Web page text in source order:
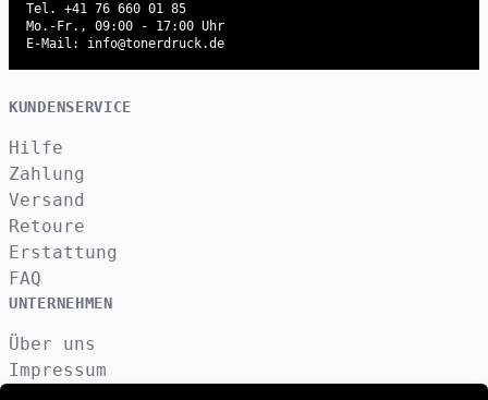
Tel. +41 76 660 01 85
Mo.-Fr., 09:00 - 17:00 Uhr
E-Mail: info@tonerdruck.de
KUNDENSERVICE
Hilfe
Zahlung
Versand
Retoure
Erstattung
FAQ
UNTERNEHMEN
Über uns
Impressum